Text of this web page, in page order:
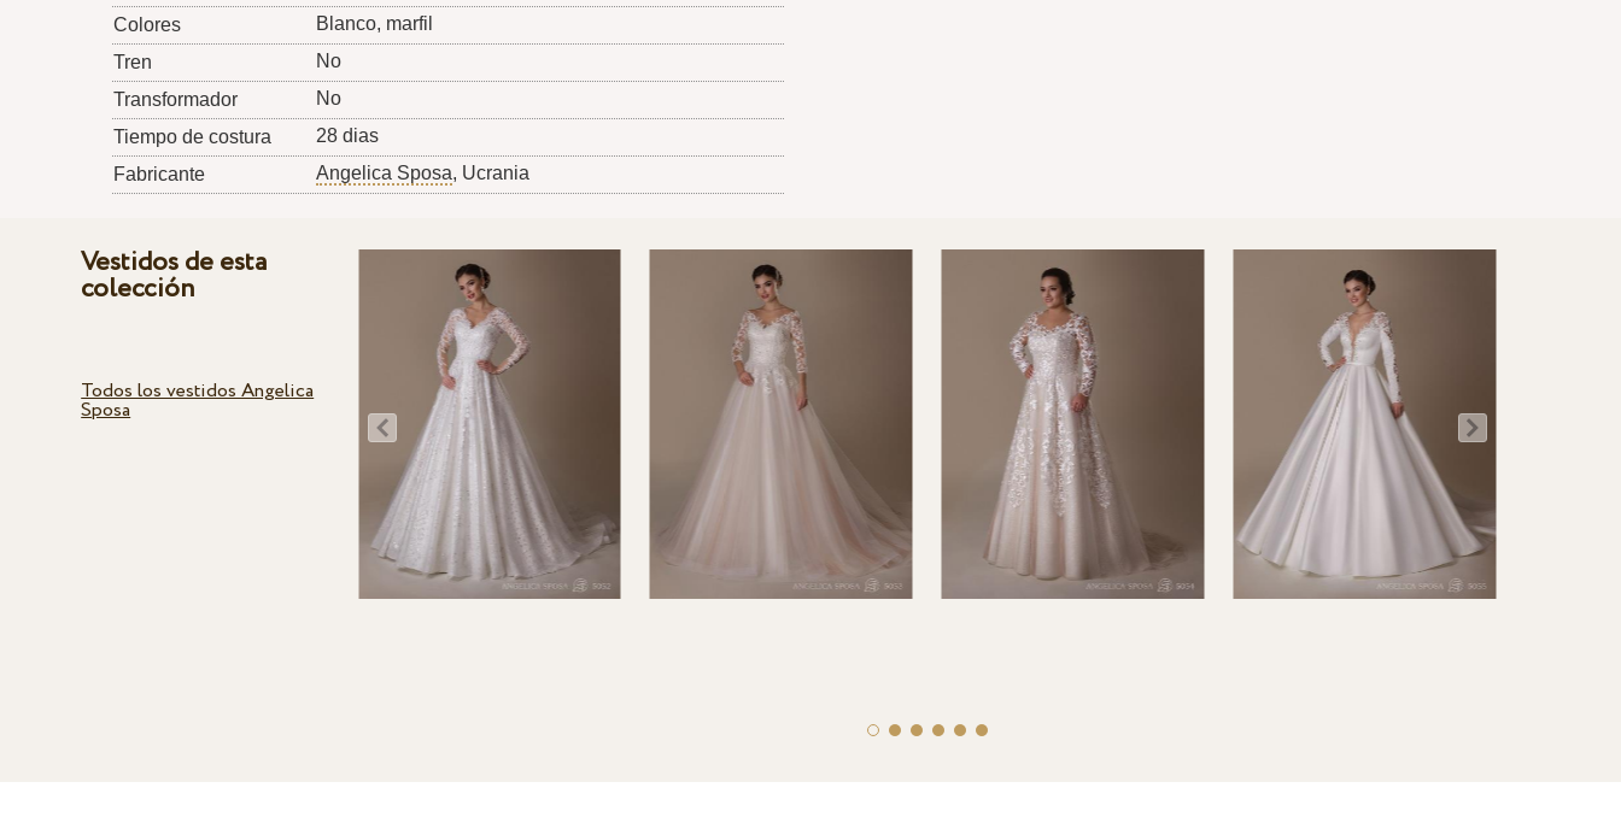
Colores
Blanco, marfil
Tren
No
Transformador
No
Tiempo de costura
28 dias
Fabricante
Angelica Sposa, Ucrania
Vestidos de esta
colección
Todos los vestidos Angelica
Sposa